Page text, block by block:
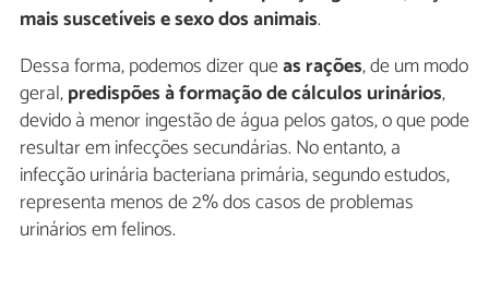
mais suscetíveis e sexo dos animais.
Dessa forma, podemos dizer queas rações, de um modo
geral,predispões à formação de cálculos urinários,
devido à menor ingestão de água pelos gatos, o que pode
resultar em infecções secundárias. No entanto, a
infecção urinária bacteriana primária, segundo estudos,
representa menos de 2% dos casos de problemas
urinários em felinos.